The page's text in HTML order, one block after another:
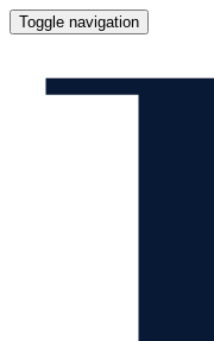
Toggle navigation